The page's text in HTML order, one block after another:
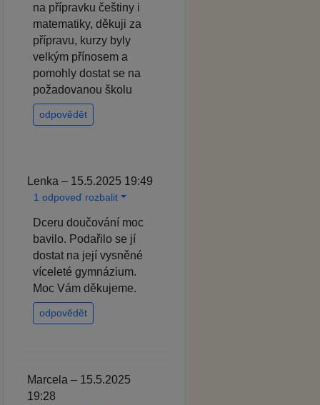
na přípravku češtiny i
matematiky, děkuji za
přípravu, kurzy byly
velkým přínosem a
pomohly dostat se na
požadovanou školu
odpovědět
Lenka – 15.5.2025 19:49
1 odpoveď rozbalit
Dceru doučování moc
bavilo. Podařilo se jí
dostat na její vysněné
víceleté gymnázium.
Moc Vám děkujeme.
odpovědět
Marcela – 15.5.2025
19:28